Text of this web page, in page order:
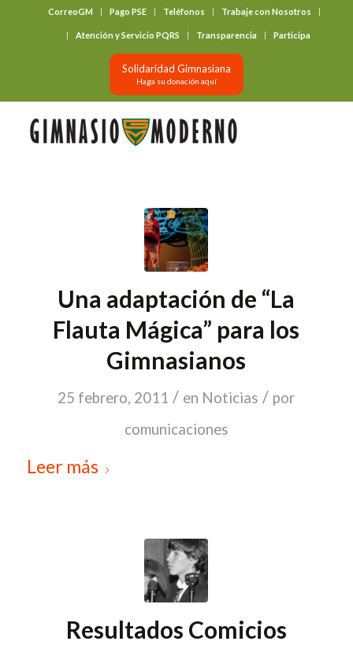
CorreoGM Pago PSE Teléfonos Trabaje con Nosotros
Atención y Servicio PQRS Transparencia Participa
Solidaridad Gimnasiana
Haga su donación aquí
Una adaptación de “La
Flauta Mágica” para los
Gimnasianos
25 febrero, 2011 / en Noticias / por
comunicaciones
Leer más
Resultados Comicios